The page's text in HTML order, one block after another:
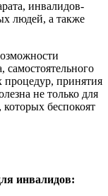
инвалидов-
людей, а также
самостоятельного
процедур, принятия
не только для
беспокоят
инвалидов: